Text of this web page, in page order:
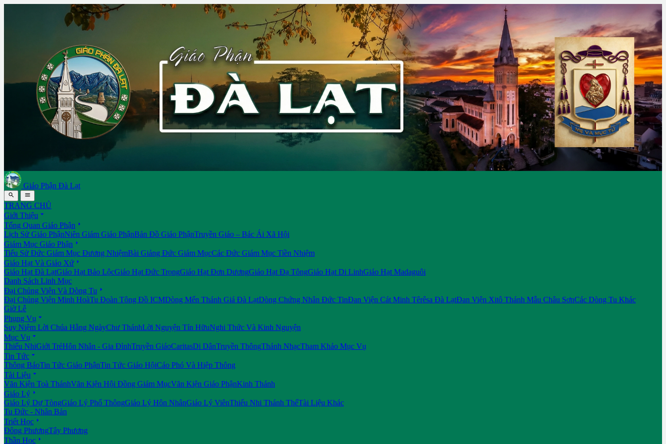
Giáo Phận Đà Lạt
 
TRANG CHỦ
Giới Thiệu 
Tổng Quan Giáo Phận 
Lịch Sử Giáo PhậnNiên Giám Giáo PhậnBản Đồ Giáo PhậnTruyền Giáo – Bác Ái Xã Hội
Giám Mục Giáo Phận 
Tiểu Sử Đức Giám Mục Đương NhiệmBài Giảng Đức Giám MụcCác Đức Giám Mục Tiền Nhiệm
Giáo Hạt Và Giáo Xứ 
Giáo Hạt Đà LạtGiáo Hạt Bảo LộcGiáo Hạt Đức TrọngGiáo Hạt Đơn DươngGiáo Hạt Đạ TôngGiáo Hạt Di LinhGiáo Hạt Madaguôi
Danh Sách Linh Mục
Đại Chủng Viện Và Dòng Tu 
Đại Chủng Viện Minh HoàTu Đoàn Tông Đồ ICMDòng Mến Thánh Giá Đà LạtDòng Chứng Nhân Đức TinĐan Viện Cát Minh Têrêsa Đà LạtĐan Viện Xitô Thánh Mẫu Châu SơnCác Dòng Tu Khác
Giờ Lễ
Phụng Vụ 
Suy Niệm Lời Chúa Hằng NgàyChư ThánhLời Nguyện Tín HữuNghi Thức Và Kinh Nguyện
Mục Vụ 
Thiếu NhiGiới TrẻHôn Nhân - Gia ĐìnhTruyền GiáoCaritasDi DânTruyền ThôngThánh NhạcTham Khảo Mục Vụ
Tin Tức 
Thông BáoTin Tức Giáo PhậnTin Tức Giáo HộiCáo Phó Và Hiệp Thông
Tài Liệu 
Văn Kiện Toà ThánhVăn Kiện Hội Đồng Giám MụcVăn Kiện Giáo PhậnKinh Thánh
Giáo Lý 
Giáo Lý Dự TòngGiáo Lý Phổ ThôngGiáo Lý Hôn NhânGiáo Lý ViênThiếu Nhi Thánh ThểTài Liệu Khác
Tu Đức - Nhân Bản
Triết Học 
Đông PhươngTây Phương
Thần Học 